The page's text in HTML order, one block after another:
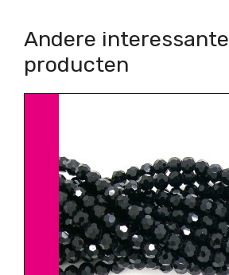
Andere interessante
producten